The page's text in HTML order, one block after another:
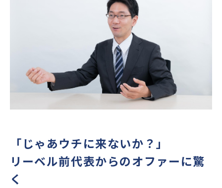
「じゃあウチに来ないか？」
リーベル前代表からのオファーに驚
く